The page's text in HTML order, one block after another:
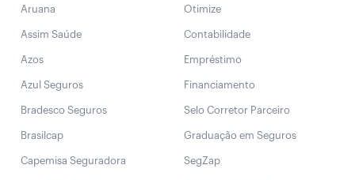
Aruana
Assim Saúde
Azos
Azul Seguros
Bradesco Seguros
Brasilcap
Capemisa Seguradora
Otimize
Contabilidade
Empréstimo
Financiamento
Selo Corretor Parceiro
Graduação em Seguros
SegZap